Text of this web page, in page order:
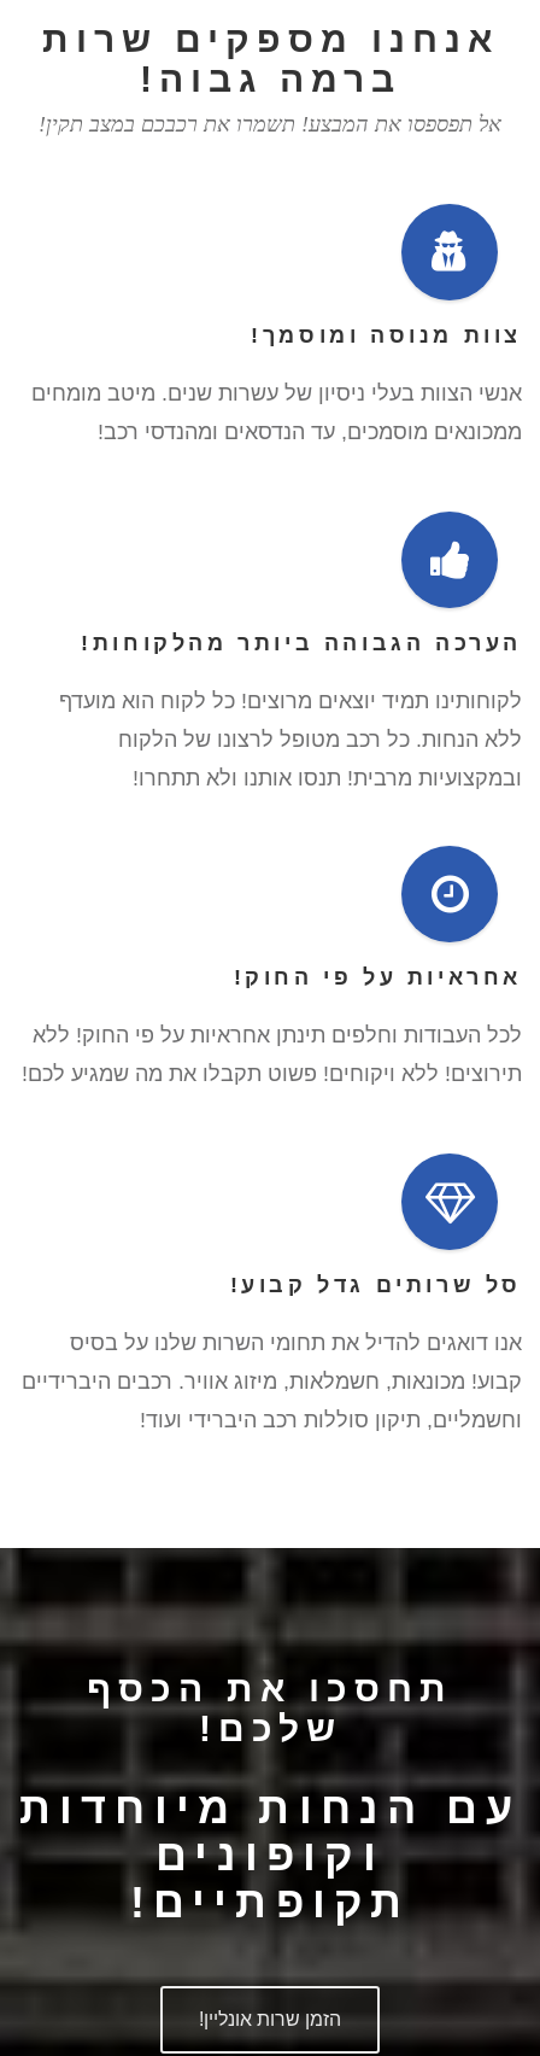
אנחנו מספקים שרות
ברמה גבוה!
אל תפספסו את המבצע! תשמרו את רכבכם במצב תקין!
צוות מנוסה ומוסמך!
אנשי הצוות בעלי ניסיון של עשרות שנים. מיטב מומחים
ממכונאים מוסמכים, עד הנדסאים ומהנדסי רכב!
הערכה הגבוהה ביותר מהלקוחות!
לקוחותינו תמיד יוצאים מרוצים! כל לקוח הוא מועדף
ללא הנחות. כל רכב מטופל לרצונו של הלקוח
ובמקצועיות מרבית! תנסו אותנו ולא תתחרו!
אחראיות על פי החוק!
לכל העבודות וחלפים תינתן אחראיות על פי החוק! ללא
תירוצים! ללא ויקוחים! פשוט תקבלו את מה שמגיע לכם!
סל שרותים גדל קבוע!
אנו דואגים להדיל את תחומי השרות שלנו על בסיס
קבוע! מכונאות, חשמלאות, מיזוג אוויר. רכבים היברידיים
וחשמליים, תיקון סוללות רכב היברידי ועוד!
תחסכו את הכסף
שלכם!
עם הנחות מיוחדות
וקופונים
תקופתיים!
הזמן שרות אונליין!